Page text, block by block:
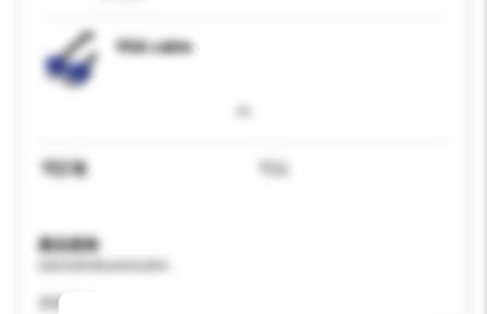
VGA cable
可訂造 可以
產品規格
屏幕尺寸